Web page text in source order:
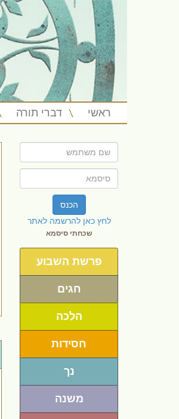
ראשי דברי תורה
הכנס
לחץ כאן להרשמה לאתר
שכחתי סיסמא
פרשת השבוע
חגים
הלכה
חסידות
נך
משנה